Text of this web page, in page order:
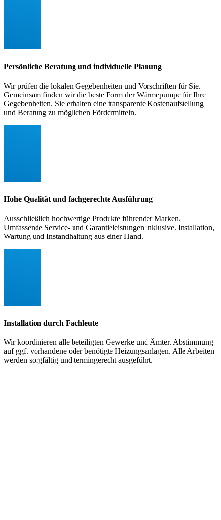
Persönliche Beratung und individuelle Planung
Wir prüfen die lokalen Gegebenheiten und Vorschriften für Sie.
Gemeinsam finden wir die beste Form der Wärmepumpe für Ihre
Gegebenheiten. Sie erhalten eine transparente Kostenaufstellung
und Beratung zu möglichen Fördermitteln.
Hohe Qualität und fachgerechte Ausführung
Ausschließlich hochwertige Produkte führender Marken.
Umfassende Service- und Garantieleistungen inklusive. Installation,
Wartung und Instandhaltung aus einer Hand.
Installation durch Fachleute
Wir koordinieren alle beteiligten Gewerke und Ämter. Abstimmung
auf ggf. vorhandene oder benötigte Heizungsanlagen. Alle Arbeiten
werden sorgfältig und termingerecht ausgeführt.